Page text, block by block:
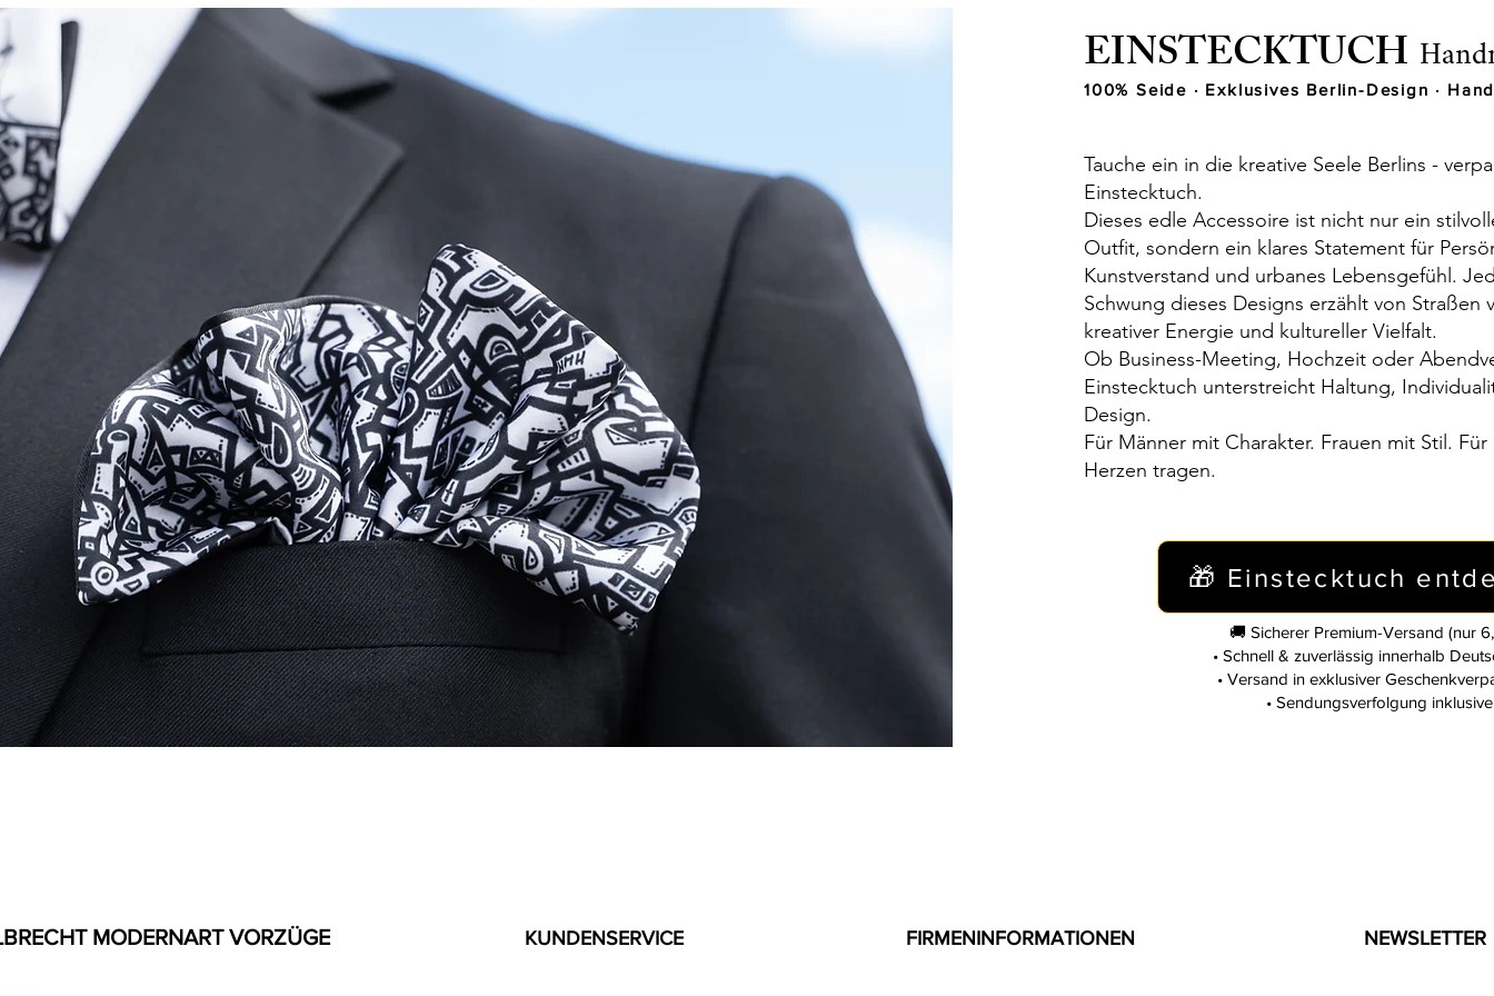
EINSTECKTUCH
100% Seide · Exklusives Berlin-Design ·
Tauche ein in die kreative Seele Berlins -
Einstecktuch.
Dieses edle Accessoire ist nicht nur ein
Outfit, sondern ein klares Statement für
Kunstverstand und urbanes Lebensgefühl.
Schwung dieses Designs erzählt von Straßen
kreativer Energie und kultureller Vielfalt.
Ob Business-Meeting, Hochzeit oder
Einstecktuch unterstreicht Haltung,
Design.
Für Männer mit Charakter. Frauen mit Stil.
Herzen tragen.
🎁 Einstecktuch
🚚 Sicherer Premium-Versand (nur
• Schnell & zuverlässig innerhalb
• Versand in exklusiver
• Sendungsverfolgung inklusive
MODERNART VORZÜGE KUNDENSERVICE FIRMENINFORMATIONEN NEWSLETTER